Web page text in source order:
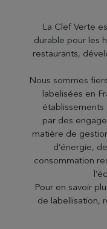
La Clef Verte
durable pour les
restaurants,
Nous sommes
labelisées en
par des
matière de
d’énergie,
consommation
Pour en savoir
de labellisation,